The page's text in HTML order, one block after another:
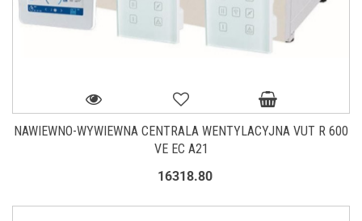
NAWIEWNO-WYWIEWNA CENTRALA WENTYLACYJNA VUT R 600
VE EC A21
16318.80